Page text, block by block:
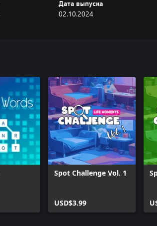
Дата выпуска
02.10.2024
Spot Challenge Vol. 1
USD$3.99